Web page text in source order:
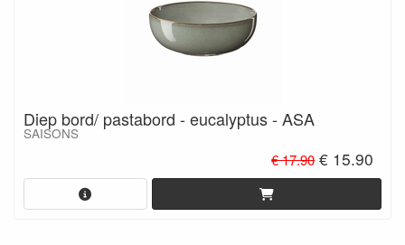
Diep bord/ pastabord - eucalyptus - ASA
SAISONS
€ 17.90€ 15.90